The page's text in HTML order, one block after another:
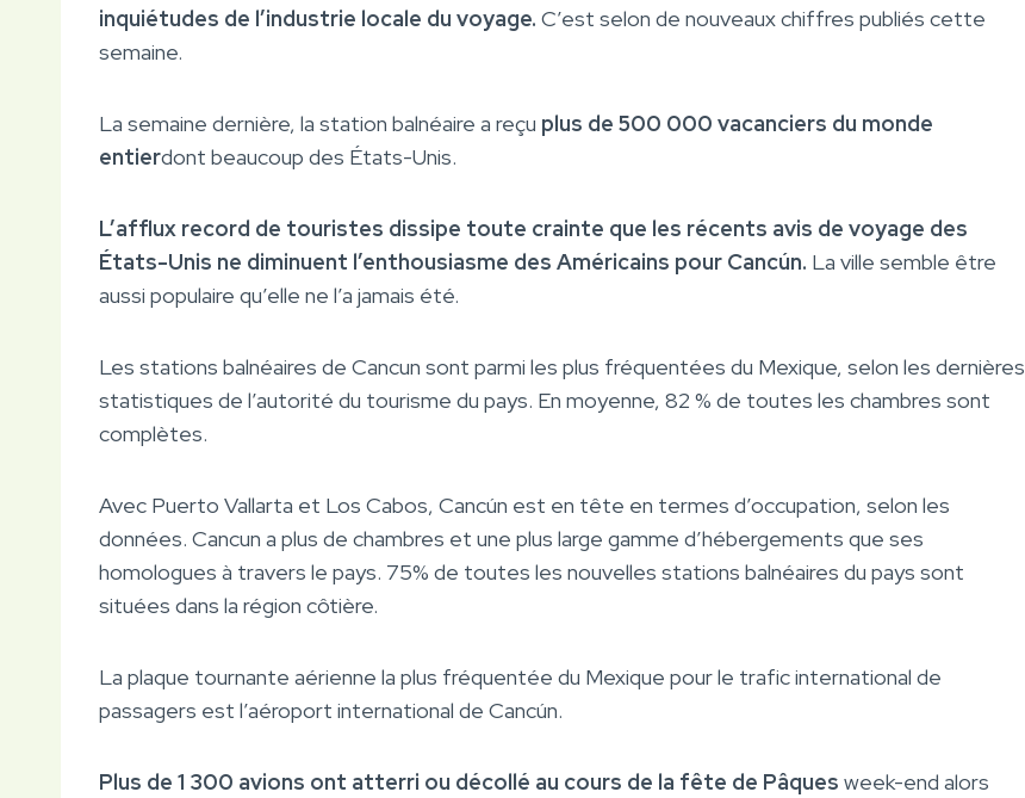
inquiétudes de l’industrie locale du voyage. C’est selon de nouveaux chiffres publiés cette
semaine.
La semaine dernière, la station balnéaire a reçu plus de 500 000 vacanciers du monde
entierdont beaucoup des États-Unis.
L’afflux record de touristes dissipe toute crainte que les récents avis de voyage des
États-Unis ne diminuent l’enthousiasme des Américains pour Cancún. La ville semble être
aussi populaire qu’elle ne l’a jamais été.
Les stations balnéaires de Cancun sont parmi les plus fréquentées du Mexique, selon les dernières
statistiques de l’autorité du tourisme du pays. En moyenne, 82 % de toutes les chambres sont
complètes.
Avec Puerto Vallarta et Los Cabos, Cancún est en tête en termes d’occupation, selon les
données. Cancun a plus de chambres et une plus large gamme d’hébergements que ses
homologues à travers le pays. 75% de toutes les nouvelles stations balnéaires du pays sont
situées dans la région côtière.
La plaque tournante aérienne la plus fréquentée du Mexique pour le trafic international de
passagers est l’aéroport international de Cancún.
Plus de 1 300 avions ont atterri ou décollé au cours de la fête de Pâques week-end alors